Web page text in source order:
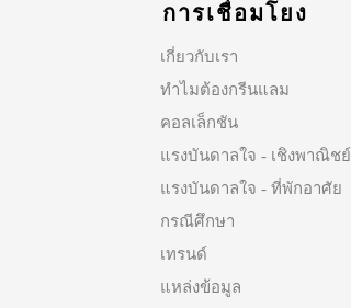
การเชื่อมโยง
เกี่ยวกับเรา
ทำไมต้องกรีนแลม
คอลเล็กชัน
แรงบันดาลใจ - เชิงพาณิชย์
แรงบันดาลใจ - ที่พักอาศัย
กรณีศึกษา
เทรนด์
แหล่งข้อมูล